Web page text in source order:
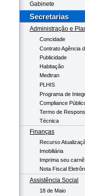
Gabinete
Secretarias
Administração e
Concidade
Contrato Agência
Publicidade
Habitação
Medtran
PLHIS
Programa de
Compliance
Termo de
Técnica
Finanças
Recurso
Imobiliária
Imprima seu
Nota Fiscal
Assistência Social
18 de Maio